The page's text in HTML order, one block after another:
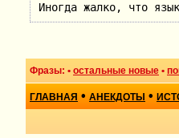
Иногда жалко, что
Фразы: • остальные новые •
ГЛАВНАЯ • АНЕКДОТЫ •